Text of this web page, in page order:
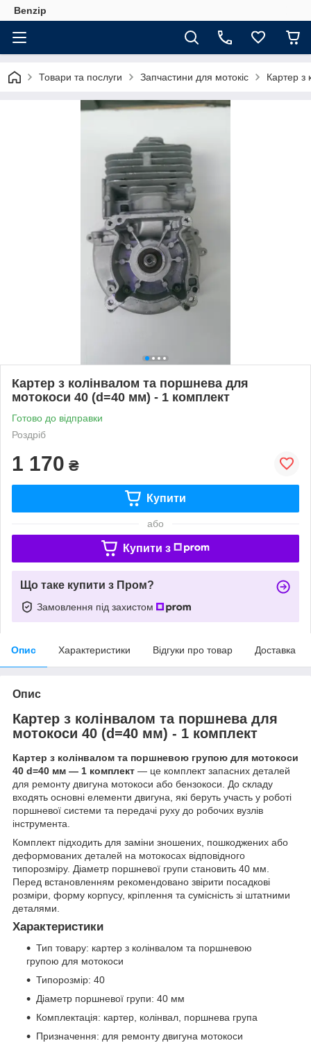
Benzip
Товари та послуги Запчастини для мотокіс Картер з
Картер з колінвалом та поршнева для
мотокоси 40 (d=40 мм) - 1 комплект
Готово до відправки
Роздріб
1 170 ₴
Купити
або
Купити з
Що таке купити з Пром?
Замовлення під захистом
Опис Характеристики Відгуки про товар Доставка
Опис
Картер з колінвалом та поршнева для
мотокоси 40 (d=40 мм) - 1 комплект
Картер з колінвалом та поршневою групою для мотокоси
40 d=40 мм — 1 комплект — це комплект запасних деталей
для ремонту двигуна мотокоси або бензокоси. До складу
входять основні елементи двигуна, які беруть участь у роботі
поршневої системи та передачі руху до робочих вузлів
інструмента.
Комплект підходить для заміни зношених, пошкоджених або
деформованих деталей на мотокосах відповідного
типорозміру. Діаметр поршневої групи становить 40 мм.
Перед встановленням рекомендовано звірити посадкові
розміри, форму корпусу, кріплення та сумісність зі штатними
деталями.
Характеристики
Тип товару: картер з колінвалом та поршневою
групою для мотокоси
Типорозмір: 40
Діаметр поршневої групи: 40 мм
Комплектація: картер, колінвал, поршнева група
Призначення: для ремонту двигуна мотокоси